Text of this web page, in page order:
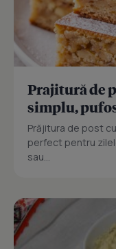
Prajitură de
simplu,
Prăjitura de post
perfect pentru
sau...